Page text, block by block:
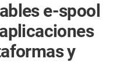
e-spool
y